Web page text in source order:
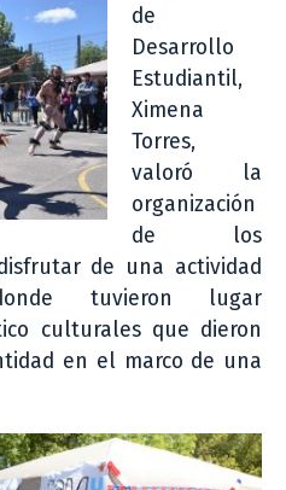
de
Desarrollo
Estudiantil,
Ximena
Torres,
valoró la
organización
de los
de una actividad
tuvieron lugar
culturales que dieron
en el marco de una